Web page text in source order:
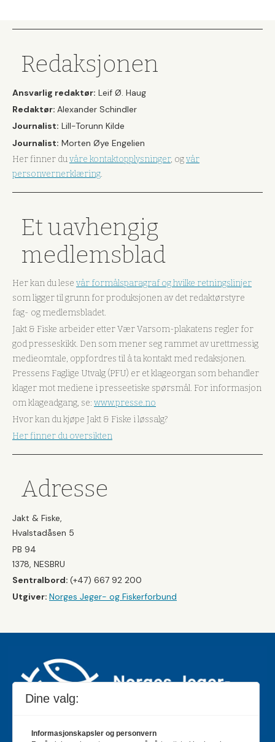
Redaksjonen
Ansvarlig redaktør: Leif Ø. Haug
Redaktør: Alexander Schindler
Journalist: Lill-Torunn Kilde
Journalist: Morten Øye Engelien
Her finner duvåre kontaktopplysninger, ogvår
personvernerklæring.
Et uavhengig
medlemsblad
Her kan du lese vår formålsparagraf og hvilke retningslinjer
som ligger til grunn for produksjonen av det redaktørstyre
fag- og medlemsbladet.
Jakt & Fiske arbeider etter Vær Varsom-plakatens regler for
god presseskikk. Den som mener seg rammet av urettmessig
medieomtale, oppfordres til å ta kontakt med redaksjonen.
Pressens Faglige Utvalg (PFU) er et klageorgan som behandler
klager mot mediene i presseetiske spørsmål. For informasjon
om klageadgang, se: www.presse.no
Hvor kan du kjøpe Jakt & Fiske i løssalg?
Her finner du oversikten
Adresse
Jakt & Fiske,
Hvalstadåsen 5
PB 94
1378, NESBRU
Sentralbord: (+47) 667 92 200
Utgiver: Norges Jeger- og Fiskerforbund
Dine valg:
Informasjonskapsler og personvern